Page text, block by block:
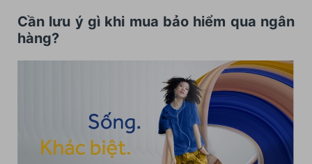
Cần lưu ý gì khi mua bảo hiểm qua ngân
hàng?